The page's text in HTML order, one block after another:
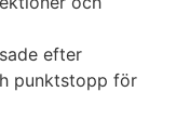
efter
punktstopp för